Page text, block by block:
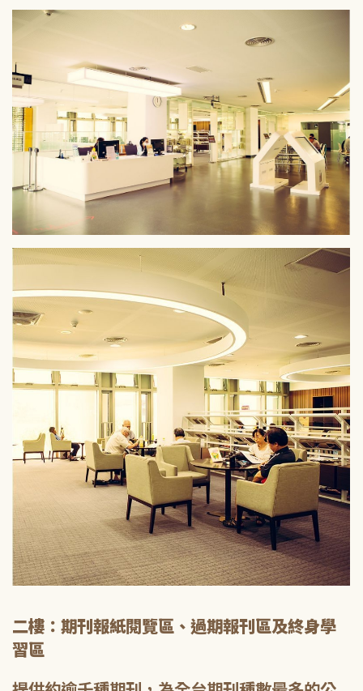
二樓：期刊報紙閱覽區、過期報刊區及終身學
習區